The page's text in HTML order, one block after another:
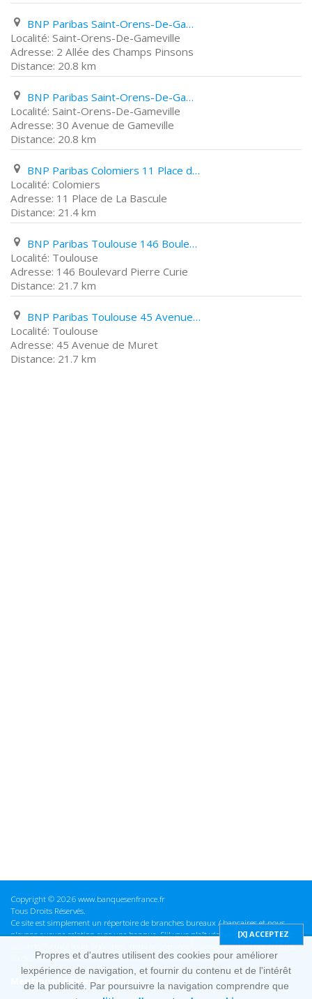
BNP Paribas Saint-Orens-De-Gameville 2 Allée des Champs Pinsons
Saint-Orens-De-Gameville
2 Allée des Champs Pinsons
20.8 km
BNP Paribas Saint-Orens-De-Gameville 30 Avenue de Gameville
Saint-Orens-De-Gameville
30 Avenue de Gameville
20.8 km
BNP Paribas Colomiers 11 Place de La Bascule
Colomiers
11 Place de La Bascule
21.4 km
BNP Paribas Toulouse 146 Boulevard Pierre Curie
Toulouse
146 Boulevard Pierre Curie
21.7 km
BNP Paribas Toulouse 45 Avenue de Muret
Toulouse
45 Avenue de Muret
21.7 km
Copyright © 2026 www.banquesenfrance.fr
Tous Droits Réservés.
Ce site est simplement un répertoire de branches bureaux / bancaires et nous
n'avons aucune relation avec une banque. S'il vous plaît vérifier ces informations
avant d'effectuer toute opération, nous ne sommes pas responsables des erreurs
ou des omissions dans les informations que nous fournissons.
Mentions Légales & cookies
Propres et d'autres utilisent des cookies pour améliorer
lexpérience de navigation, et fournir du contenu et de l'intérêt
de la publicité. Par poursuivre la navigation comprendre que